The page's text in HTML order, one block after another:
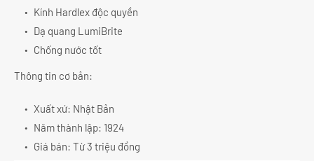
Kính Hardlex độc quyền
Dạ quang LumiBrite
Chống nước tốt
Thông tin cơ bản:
Xuất xứ: Nhật Bản
Năm thành lập: 1924
Giá bán: Từ 3 triệu đồng